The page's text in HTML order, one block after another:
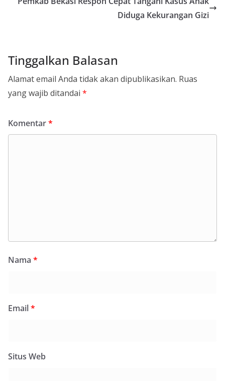
Diduga Kekurangan Gizi
Tinggalkan Balasan
Alamat email Anda tidak akan dipublikasikan. Ruas
yang wajib ditandai *
Komentar*
Nama *
Email*
Situs Web